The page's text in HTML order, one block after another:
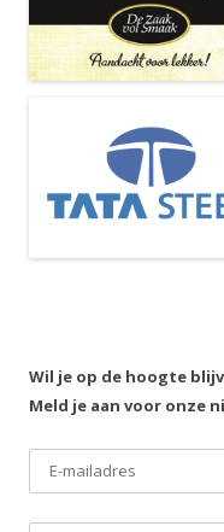
Wil je op de hoogte
Meld je aan voor onze